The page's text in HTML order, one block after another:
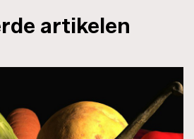
artikelen